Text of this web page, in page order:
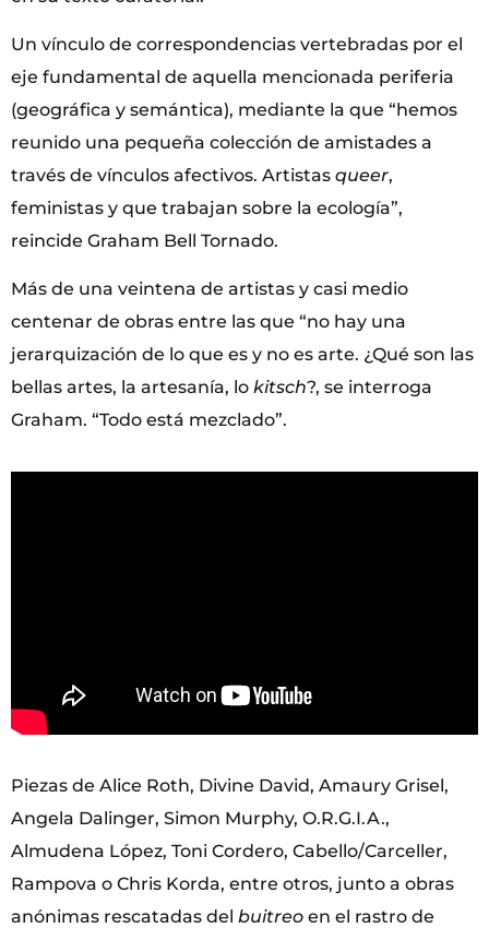
Un vínculo de correspondencias vertebradas por el
eje fundamental de aquella mencionada periferia
(geográfica y semántica), mediante la que “hemos
reunido una pequeña colección de amistades a
través de vínculos afectivos. Artistas queer,
feministas y que trabajan sobre la ecología”,
reincide Graham Bell Tornado.
Más de una veintena de artistas y casi medio
centenar de obras entre las que “no hay una
jerarquización de lo que es y no es arte. ¿Qué son las
bellas artes, la artesanía, lo kitsch?, se interroga
Graham. “Todo está mezclado”.
Piezas de Alice Roth, Divine David, Amaury Grisel,
Angela Dalinger, Simon Murphy, O.R.G.I.A.,
Almudena López, Toni Cordero, Cabello/Carceller,
Rampova o Chris Korda, entre otros, junto a obras
anónimas rescatadas del buitreo en el rastro de